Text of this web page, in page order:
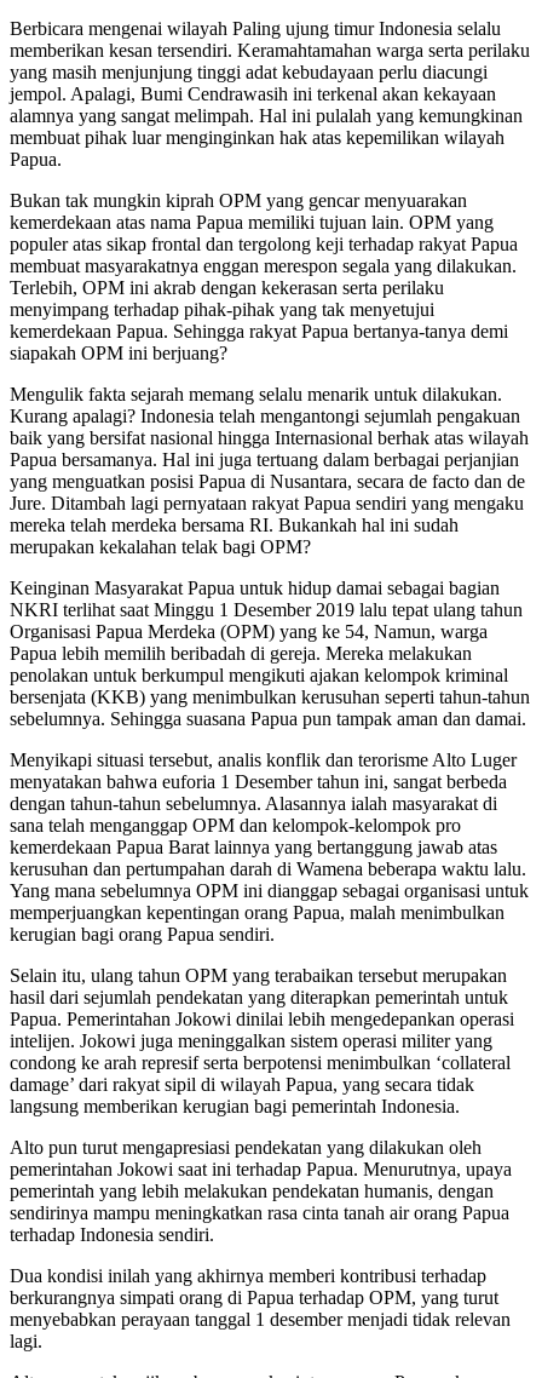
Berbicara mengenai wilayah Paling ujung timur Indonesia selalu
memberikan kesan tersendiri. Keramahtamahan warga serta perilaku
yang masih menjunjung tinggi adat kebudayaan perlu diacungi
jempol. Apalagi, Bumi Cendrawasih ini terkenal akan kekayaan
alamnya yang sangat melimpah. Hal ini pulalah yang kemungkinan
membuat pihak luar menginginkan hak atas kepemilikan wilayah
Papua.
Bukan tak mungkin kiprah OPM yang gencar menyuarakan
kemerdekaan atas nama Papua memiliki tujuan lain. OPM yang
populer atas sikap frontal dan tergolong keji terhadap rakyat Papua
membuat masyarakatnya enggan merespon segala yang dilakukan.
Terlebih, OPM ini akrab dengan kekerasan serta perilaku
menyimpang terhadap pihak-pihak yang tak menyetujui
kemerdekaan Papua. Sehingga rakyat Papua bertanya-tanya demi
siapakah OPM ini berjuang?
Mengulik fakta sejarah memang selalu menarik untuk dilakukan.
Kurang apalagi? Indonesia telah mengantongi sejumlah pengakuan
baik yang bersifat nasional hingga Internasional berhak atas wilayah
Papua bersamanya. Hal ini juga tertuang dalam berbagai perjanjian
yang menguatkan posisi Papua di Nusantara, secara de facto dan de
Jure. Ditambah lagi pernyataan rakyat Papua sendiri yang mengaku
mereka telah merdeka bersama RI. Bukankah hal ini sudah
merupakan kekalahan telak bagi OPM?
Keinginan Masyarakat Papua untuk hidup damai sebagai bagian
NKRI terlihat saat Minggu 1 Desember 2019 lalu tepat ulang tahun
Organisasi Papua Merdeka (OPM) yang ke 54, Namun, warga
Papua lebih memilih beribadah di gereja. Mereka melakukan
penolakan untuk berkumpul mengikuti ajakan kelompok kriminal
bersenjata (KKB) yang menimbulkan kerusuhan seperti tahun-tahun
sebelumnya. Sehingga suasana Papua pun tampak aman dan damai.
Menyikapi situasi tersebut, analis konflik dan terorisme Alto Luger
menyatakan bahwa euforia 1 Desember tahun ini, sangat berbeda
dengan tahun-tahun sebelumnya. Alasannya ialah masyarakat di
sana telah menganggap OPM dan kelompok-kelompok pro
kemerdekaan Papua Barat lainnya yang bertanggung jawab atas
kerusuhan dan pertumpahan darah di Wamena beberapa waktu lalu.
Yang mana sebelumnya OPM ini dianggap sebagai organisasi untuk
memperjuangkan kepentingan orang Papua, malah menimbulkan
kerugian bagi orang Papua sendiri.
Selain itu, ulang tahun OPM yang terabaikan tersebut merupakan
hasil dari sejumlah pendekatan yang diterapkan pemerintah untuk
Papua. Pemerintahan Jokowi dinilai lebih mengedepankan operasi
intelijen. Jokowi juga meninggalkan sistem operasi militer yang
condong ke arah represif serta berpotensi menimbulkan ‘collateral
damage’ dari rakyat sipil di wilayah Papua, yang secara tidak
langsung memberikan kerugian bagi pemerintah Indonesia.
Alto pun turut mengapresiasi pendekatan yang dilakukan oleh
pemerintahan Jokowi saat ini terhadap Papua. Menurutnya, upaya
pemerintah yang lebih melakukan pendekatan humanis, dengan
sendirinya mampu meningkatkan rasa cinta tanah air orang Papua
terhadap Indonesia sendiri.
Dua kondisi inilah yang akhirnya memberi kontribusi terhadap
berkurangnya simpati orang di Papua terhadap OPM, yang turut
menyebabkan perayaan tanggal 1 desember menjadi tidak relevan
lagi.